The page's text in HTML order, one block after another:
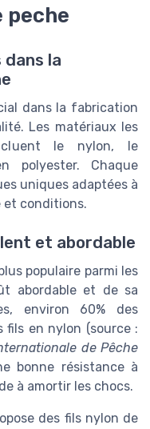
peche
la
dans la fabrication
Les matériaux les
le nylon, le
polyester. Chaque
uniques adaptées à
et conditions.
et abordable
populaire parmi les
abordable et de sa
environ 60% des
fils en nylon (source :
de Pêche
bonne résistance à
à amortir les chocs.
des fils nylon de